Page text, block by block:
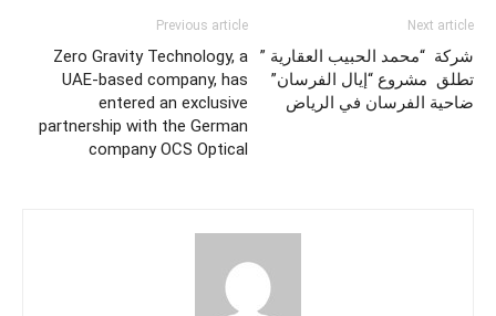
Previous article
Zero Gravity Technology, a
UAE-based company, has
entered an exclusive
partnership with the German
company OCS Optical
Next article
شركة “محمد الحبيب العقارية ”
تطلق مشروع “إيال الفرسان”
ضاحية الفرسان في الرياض